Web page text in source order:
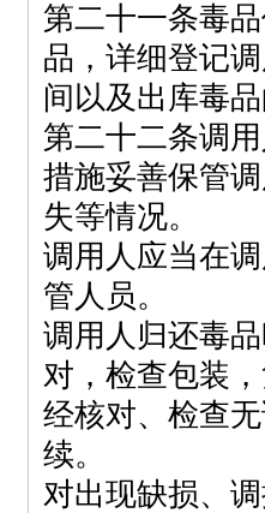
第二十一条毒
品，详细登记
间以及出库毒
第二十二条调
措施妥善保管
失等情况。
调用人应当在
管人员。
调用人归还毒
对，检查包装
经核对、检查
续。
对出现缺损、